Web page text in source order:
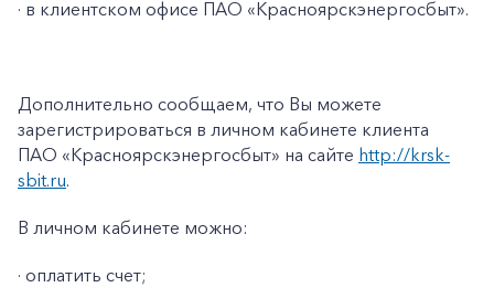
Заказать обратный звонок
Частным клиентам
· в клиентском офисе ПАО «Красноярскэнергосбыт».
Дополнительно сообщаем, что Вы можете
зарегистрироваться в личном кабинете клиента
ПАО «Красноярскэнергосбыт» на сайте http://krsk-
sbit.ru.
В личном кабинете можно:
· оплатить счет;